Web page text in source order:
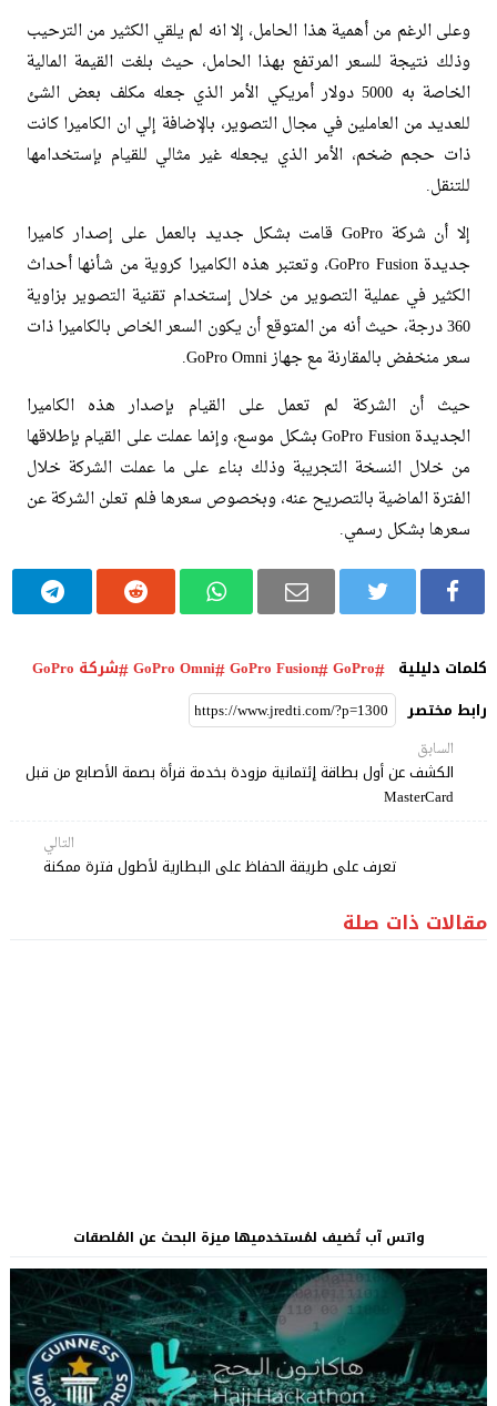
وعلى الرغم من أهمية هذا الحامل، إلا انه لم يلقي الكثير من الترحيب
وذلك نتيجة للسعر المرتفع بهذا الحامل، حيث بلغت القيمة المالية
الخاصة به 5000 دولار أمريكي الأمر الذي جعله مكلف بعض الشئ
للعديد من العاملين في مجال التصوير، بالإضافة إلي ان الكاميرا كانت
ذات حجم ضخم، الأمر الذي يجعله غير مثالي للقيام بإستخدامها
للتنقل.
إلا أن شركة GoPro قامت بشكل جديد بالعمل على إصدار كاميرا
جديدة GoPro Fusion، وتعتبر هذه الكاميرا كروية من شأنها أحداث
الكثير في عملية التصوير من خلال إستخدام تقنية التصوير بزاوية
360 درجة، حيث أنه من المتوقع أن يكون السعر الخاص بالكاميرا ذات
سعر منخفض بالمقارنة مع جهاز GoPro Omni.
حيث أن الشركة لم تعمل على القيام بإصدار هذه الكاميرا
الجديدة GoPro Fusion بشكل موسع، وإنما عملت على القيام بإطلاقها
من خلال النسخة التجريبة وذلك بناء على ما عملت الشركة خلال
الفترة الماضية بالتصريح عنه، وبخصوص سعرها فلم تعلن الشركة عن
سعرها بشكل رسمي.
كلمات دليلية GoPro
GoPro Fusion
GoPro Omni شركة GoPro
رابط مختصر
السابق
الكشف عن أول بطاقة إئتمانية مزودة بخدمة قرأة بصمة الأصابع من قبل
MasterCard
التالي
تعرف على طريقة الحفاظ على البطارية لأطول فترة ممكنة
مقالات ذات صلة
واتس آب تُضيف لمُستخدميها ميزة البحث عن المُلصقات